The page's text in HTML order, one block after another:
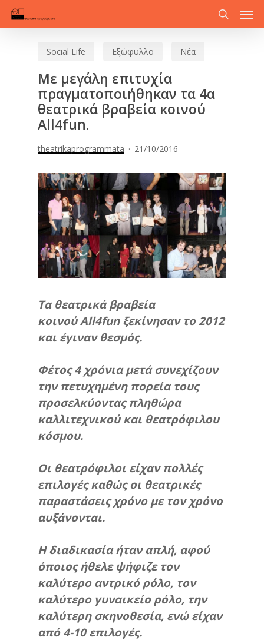
Skip
search
Social Life Εξώφυλλο Νέα
Με μεγάλη επιτυχία
πραγματοποιήθηκαν τα 4α
θεατρικά βραβεία κοινού
All4fun.
theatrikaprogrammata 21/10/2016
Τα θεατρικά βραβεία
κοινού All4fun ξεκίνησαν το 2012
και έγιναν θεσμός.
Φέτος 4 χρόνια μετά συνεχίζουν
την πετυχημένη πορεία τους
προσελκύοντας πληθώρα
καλλιτεχνικού και θεατρόφιλου
κόσμου.
Οι θεατρόφιλοι είχαν πολλές
επιλογές καθώς οι θεατρικές
παραστάσεις χρόνο με τον χρόνο
αυξάνονται.
Η διαδικασία ήταν απλή, αφού
όποιος ήθελε ψήφιζε τον
καλύτερο αντρικό ρόλο, τον
καλύτερο γυναικείο ρόλο, την
καλύτερη σκηνοθεσία, ενώ είχαν
από 4-10 επιλογές.